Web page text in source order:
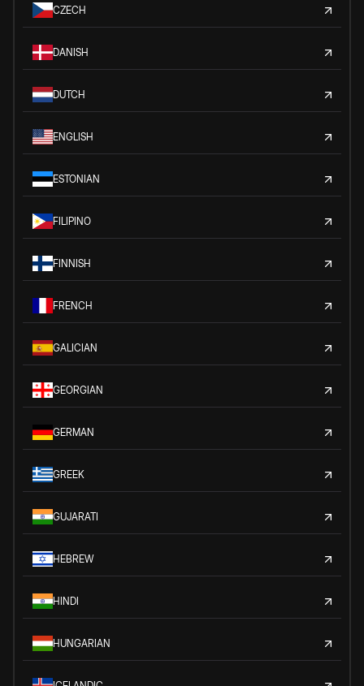
CZECH
DANISH
DUTCH
ENGLISH
ESTONIAN
FILIPINO
FINNISH
FRENCH
GALICIAN
GEORGIAN
GERMAN
GREEK
GUJARATI
HEBREW
HINDI
HUNGARIAN